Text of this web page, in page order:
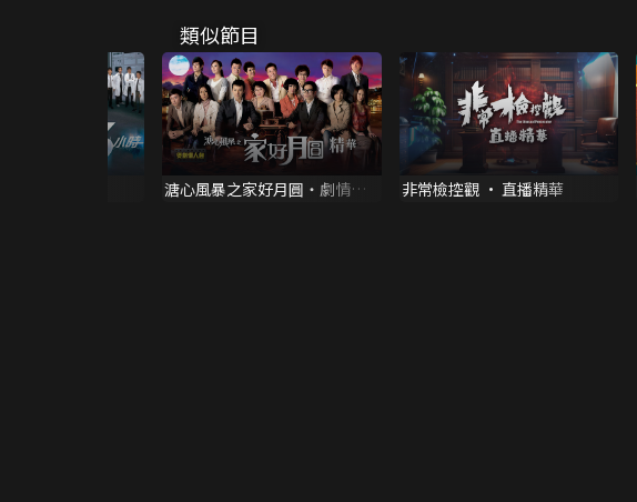
類似節目
溏心風暴之家好月圓・劇情線
非常檢控觀 · 直播精華